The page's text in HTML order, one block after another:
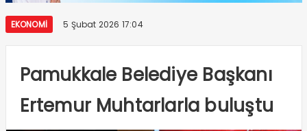
EKONOMI 5 Şubat 2026 17:04
Pamukkale Belediye Başkanı
Ertemur Muhtarlarla buluştu